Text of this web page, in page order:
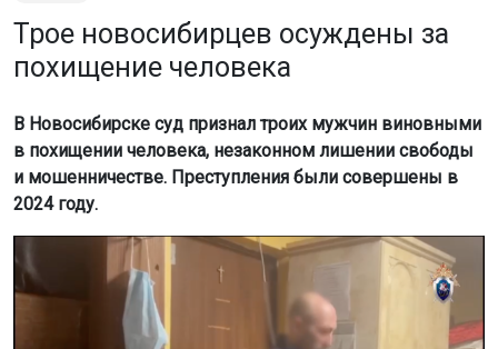
Трое новосибирцев осуждены за
похищение человека
В Новосибирске суд признал троих мужчин виновными
в похищении человека, незаконном лишении свободы
и мошенничестве. Преступления были совершены в
2024 году.